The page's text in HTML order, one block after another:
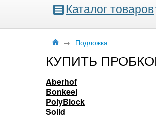
Каталог товаров
→ Подложка
КУПИТЬ
Aberhof
Bonkeel
PolyBlock
Solid